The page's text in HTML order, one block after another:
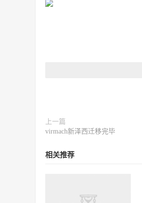
上一篇
virmach新泽西迁移完毕
相关推荐